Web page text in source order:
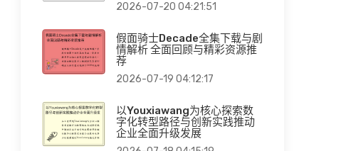
2026-07-20 04:21:51
假面骑士Decade全集下载与剧
情解析 全面回顾与精彩资源推
荐
2026-07-19 04:12:17
以Youxiawang为核心探索数
字化转型路径与创新实践推动
企业全面升级发展